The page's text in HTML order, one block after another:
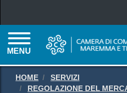
MENU
HOME
SERVIZI
REGOLAZIONE DEL